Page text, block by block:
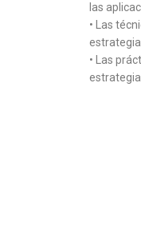
las
• Las
• Las
estrategia